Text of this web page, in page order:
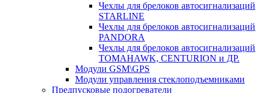
Чехлы для брелоков автосигнализаций
STARLINE
Чехлы для брелоков автосигнализаций
PANDORA
Чехлы для брелоков автосигнализаций
TOMAHAWK, CENTURION и ДР.
Модули GSM\GPS
Модули управления стеклоподъемниками
Предпусковые подогреватели